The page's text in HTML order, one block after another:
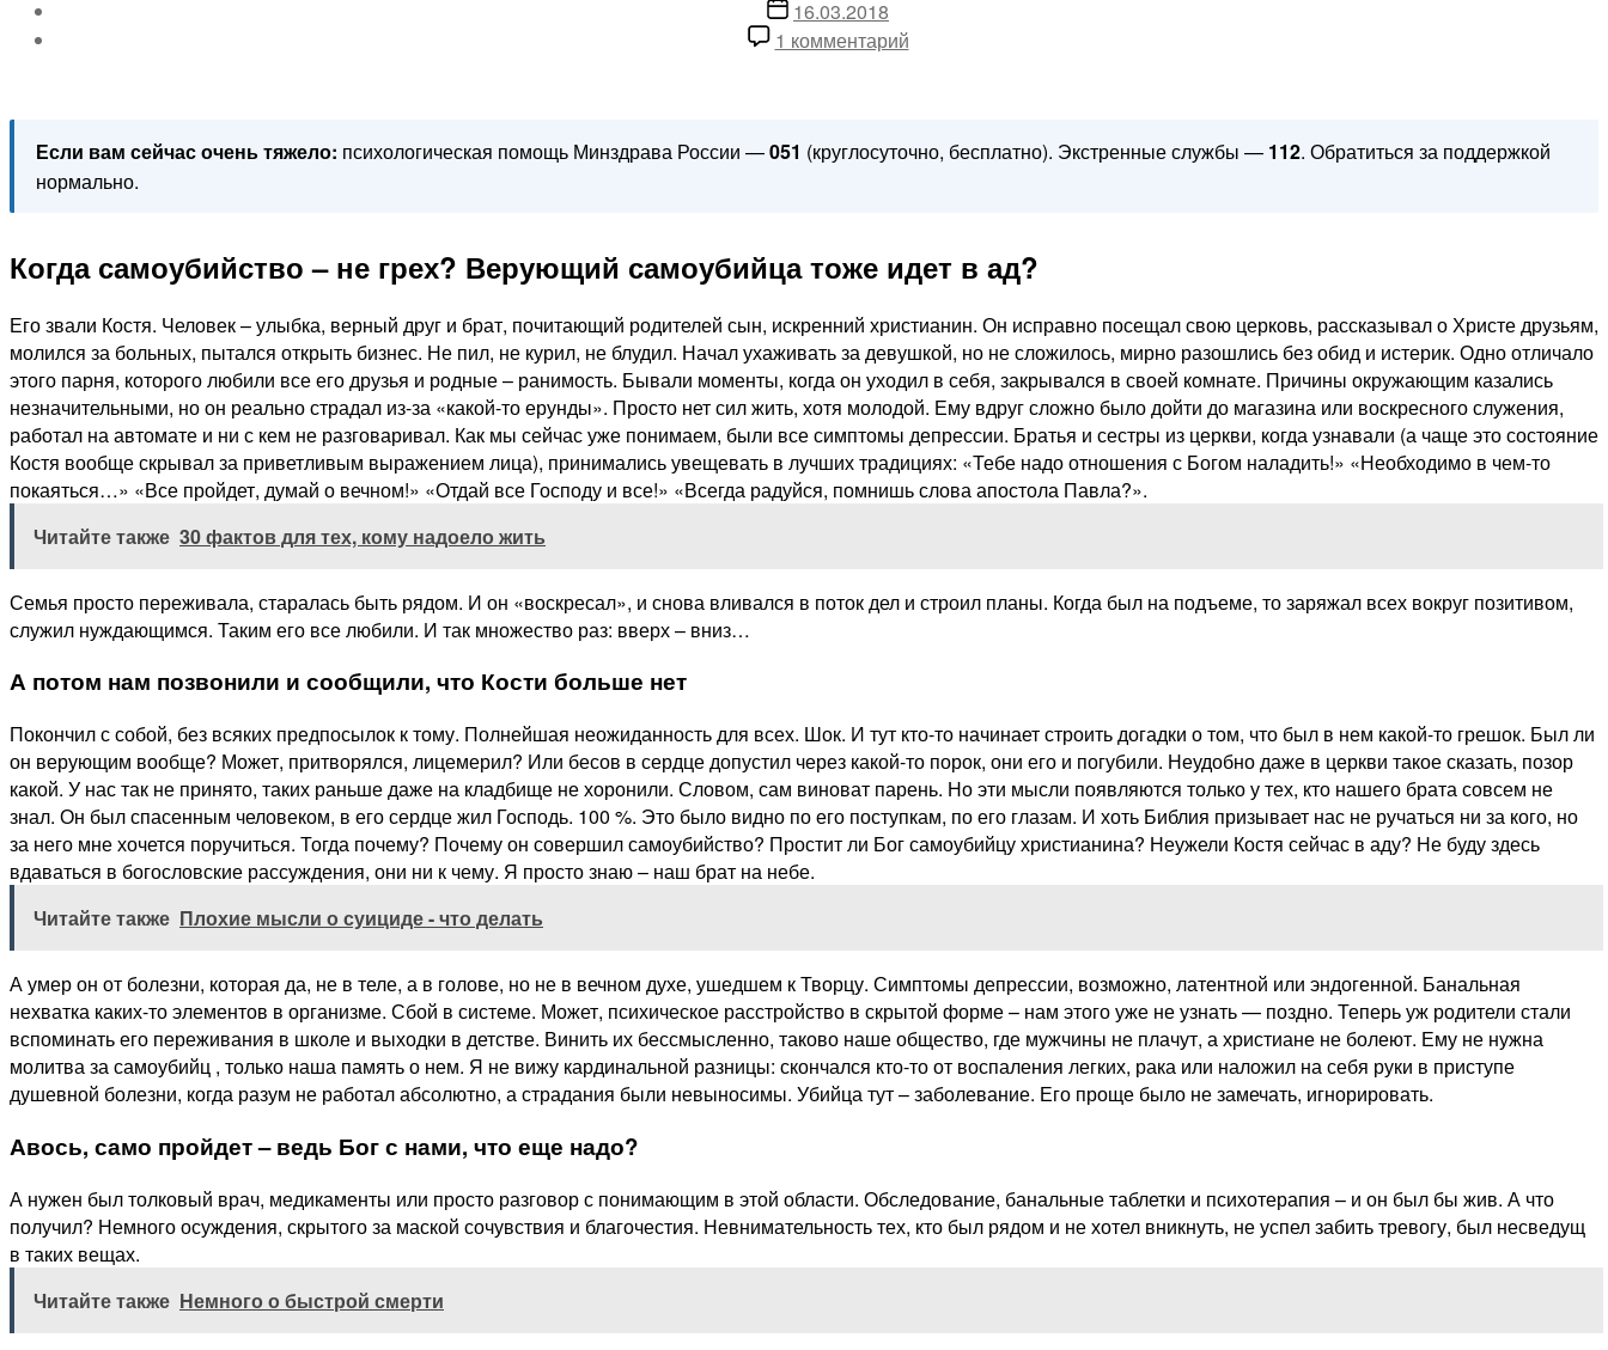
записи
Дата
записи
16.03.2018
1 комментарийк
жить,
не
грех?
Если вам сейчас очень тяжело: психологическая помощь Минздрава России —051 (круглосуточно, бесплатно). Экстренные службы — 112. Обратиться за поддержкой
нормально.
Когда самоубийство – не грех? Верующий самоубийца тоже идет в ад?
Его звали Костя. Человек – улыбка, верный друг и брат, почитающий родителей сын, искренний христианин. Он исправно посещал свою церковь, рассказывал о Христе друзьям,
молился за больных, пытался открыть бизнес. Не пил, не курил, не блудил. Начал ухаживать за девушкой, но не сложилось, мирно разошлись без обид и истерик. Одно отличало
этого парня, которого любили все его друзья и родные – ранимость. Бывали моменты, когда он уходил в себя, закрывался в своей комнате. Причины окружающим казались
незначительными, но он реально страдал из-за «какой-то ерунды». Просто нет сил жить, хотя молодой. Ему вдруг сложно было дойти до магазина или воскресного служения,
работал на автомате и ни с кем не разговаривал. Как мы сейчас уже понимаем, были все симптомы депрессии. Братья и сестры из церкви, когда узнавали (а чаще это состояние
Костя вообще скрывал за приветливым выражением лица), принимались увещевать в лучших традициях: «Тебе надо отношения с Богом наладить!» «Необходимо в чем-то
покаяться…» «Все пройдет, думай о вечном!» «Отдай все Господу и все!» «Всегда радуйся, помнишь слова апостола Павла?».
Читайте также 30 фактов для тех, кому надоело жить
Семья просто переживала, старалась быть рядом. И он «воскресал», и снова вливался в поток дел и строил планы. Когда был на подъеме, то заряжал всех вокруг позитивом,
служил нуждающимся. Таким его все любили. И так множество раз: вверх – вниз…
А потом нам позвонили и сообщили, что Кости больше нет
Покончил с собой, без всяких предпосылок к тому. Полнейшая неожиданность для всех. Шок. И тут кто-то начинает строить догадки о том, что был в нем какой-то грешок. Был ли
он верующим вообще? Может, притворялся, лицемерил? Или бесов в сердце допустил через какой-то порок, они его и погубили. Неудобно даже в церкви такое сказать, позор
какой. У нас так не принято, таких раньше даже на кладбище не хоронили. Словом, сам виноват парень. Но эти мысли появляются только у тех, кто нашего брата совсем не
знал. Он был спасенным человеком, в его сердце жил Господь. 100 %. Это было видно по его поступкам, по его глазам. И хоть Библия призывает нас не ручаться ни за кого, но
за него мне хочется поручиться. Тогда почему? Почему он совершил самоубийство? Простит ли Бог самоубийцу христианина? Неужели Костя сейчас в аду? Не буду здесь
вдаваться в богословские рассуждения, они ни к чему. Я просто знаю – наш брат на небе.
Читайте также Плохие мысли о суициде - что делать
А умер он от болезни, которая да, не в теле, а в голове, но не в вечном духе, ушедшем к Творцу. Симптомы депрессии, возможно, латентной или эндогенной. Банальная
нехватка каких-то элементов в организме. Сбой в системе. Может, психическое расстройство в скрытой форме – нам этого уже не узнать — поздно. Теперь уж родители стали
вспоминать его переживания в школе и выходки в детстве. Винить их бессмысленно, таково наше общество, где мужчины не плачут, а христиане не болеют. Ему не нужна
молитва за самоубийц , только наша память о нем. Я не вижу кардинальной разницы: скончался кто-то от воспаления легких, рака или наложил на себя руки в приступе
душевной болезни, когда разум не работал абсолютно, а страдания были невыносимы. Убийца тут – заболевание. Его проще было не замечать, игнорировать.
Авось, само пройдет – ведь Бог с нами, что еще надо?
А нужен был толковый врач, медикаменты или просто разговор с понимающим в этой области. Обследование, банальные таблетки и психотерапия – и он был бы жив. А что
получил? Немного осуждения, скрытого за маской сочувствия и благочестия. Невнимательность тех, кто был рядом и не хотел вникнуть, не успел забить тревогу, был несведущ
в таких вещах.
Читайте также Немного о быстрой смерти